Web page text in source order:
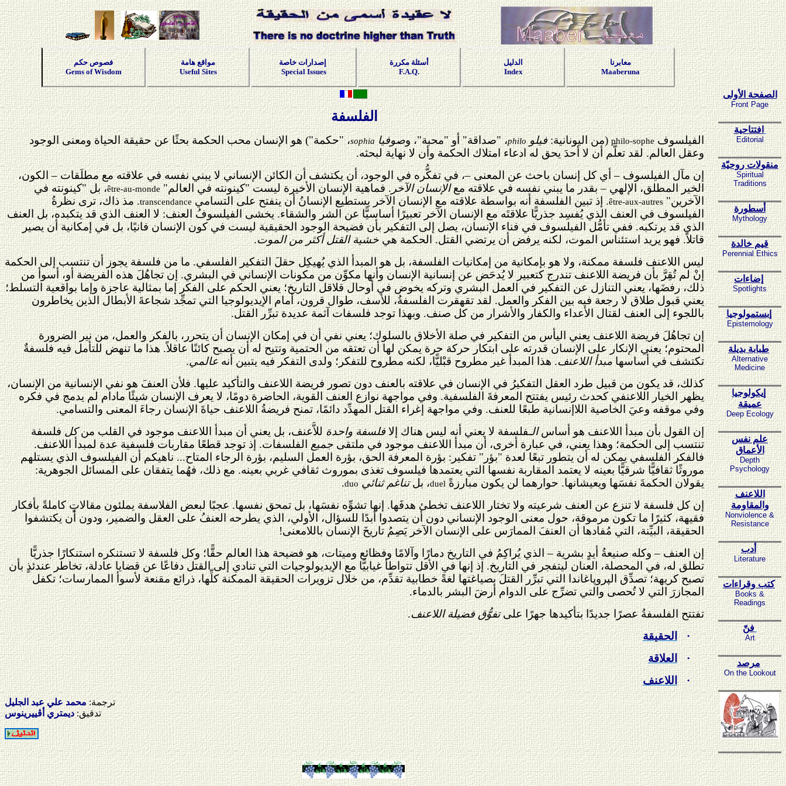
فصوص حكم
Gems of Wisdom
مواقع هامة
Useful Sites
إصدارات خاصة
Special Issues
أسئلة مكررة
F.A.Q.
الدليل
Index
معابرنا
Maaberuna
الفلسفة
لفيلسوفphilo-sophe(من اليونانية:فيلو philo، "صداقة" أو "محبة"، وصوفيا sophia، "حكمة") هو الإنسان محب الحكمة بحثًا عن حقيقة الحياة ومعنى الوجود
وعقل العالم. لقد تعلَّم أن لا أحدَ يحق له ادعاء امتلاك الحكمة وأن لا نهاية لبحثه.
إن مآل الفيلسوف – أي كل إنسان باحث عن المعنى –، في تفكُّره في الوجود، أن يكتشف أن الكائن الإنساني لا يبني نفسه في علاقته مع مطلَقات – الكون،
الخير المطلق، الإلهي – بقدر ما يبني نفسه في علاقته معالإنسان الآخر. فماهية الإنسان الأخيرة ليست "كينونته في العالم"être-au-monde، بل "كينونته في
الآخرين"être-aux-autres. إذ تبين الفلسفة أنه بواسطة علاقته مع الإنسان الآخر يستطيع الإنسانُ أن ينفتح على التساميtranscendance. مذ ذاك، ترى نظرةُ
الفيلسوف في العنف الذي يُفسِد جذريًّا علاقتَه مع الإنسان الآخر تعبيرًا أساسيًّا عن الشر والشقاء. يخشى الفيلسوفُ العنف: لا العنف الذي قد يتكبده، بل العنف
الذي قد يرتكبه. ففي تأمُّل الفيلسوف في فناء الإنسان، يصل إلى التفكير بأن فضيحة الوجود الحقيقية ليست في كون الإنسان فانيًا، بل في إمكانية أن يصير
قاتلاً. فهو يريد استئناس الموت، لكنه يرفض أن يرتضي القتل. الحكمة هي خشية القتل أكثر من الموت.
ليس اللاعنف فلسفة ممكنة، ولا هو بإمكانية من إمكانيات الفلسفة، بل هو المبدأ الذي يُهيكِل حقلَ التفكير الفلسفي. ما من فلسفة يجوز أن تنتسب إلى الحكمة
إنْ لم تُقِرَّ بأن فريضة اللاعنف تندرج كتعبير لا يُدحَض عن إنسانية الإنسان وأنها مكوِّن من مكونات الإنساني في البشري. إن تجاهُلَ هذه الفريضة أو، أسوأ من
ذلك، رفضَها، يعني التنازل عن التفكير في العمل البشري وتركه يخوض في أوحال قلاقل التاريخ؛ يعني الحكم على الفكر إما بمثالية عاجزة وإما بواقعية التسلط؛
يعني قبول طلاق لا رجعة فيه بين الفكر والعمل. لقد تقهقرت الفلسفةُ، للأسف، طوال قرون، أمام الإيديولوجيا التي تمجِّد شجاعةَ الأبطال الذين يخاطرون
باللجوء إلى العنف لقتال الأعداء والكفار والأشرار من كل صنف. وبهذا توجد فلسفات آثمة عديدة تبرِّر القتل.
إن تجاهُلَ فريضة اللاعنف يعني اليأس من التفكير في صلة الأخلاق بالسلوك؛ يعني نفي أن في إمكان الإنسان أن يتحرر، بالفكر والعمل، من نير الضرورة
المحتوم؛ يعني الإنكار على الإنسان قدرته على ابتكار حركة حرة يمكن لها أن تعتقه من الحتمية وتتيح له أن يصبح كائنًا عاقلاً. هذا ما تنهض للتأمل فيه فلسفةٌ
تكتشف في أساسهامبدأ اللاعنف. هذا المبدأ غير مطروح قبْليًّا، لكنه مطروح للتفكر؛ ولدى التفكر فيه يتبين أنهعالمي.
كذلك، قد يكون من قبيل طرد العقل التفكيرُ في الإنسان في علاقته بالعنف دون تصور فريضة اللاعنف والتأكيد عليها. فلأن العنفَ هو نفي الإنسانية من الإنسان،
يظهر الخيار اللاعنفي كحدث رئيس يفتتح المعرفةَ الفلسفية. وفي مواجهة نوازع العنف القوية، الحاضرة دومًا، لا يعرف الإنسان شيئًا مادام لم يدمج في فكره
وفي موقفه وعيَ الخاصية اللاإنسانية طبعًا للعنف. وفي مواجهة إغراء القتل المهدِّد دائمًا، تمنح فريضةُ اللاعنف حياةَ الإنسان رجاءَ المعنى والتسامي.
إن القول بأن مبدأ اللاعنف هو أساسالـفلسفة لا يعني أنه ليس هناك إلافلسفة واحدة للاَّعنف، بل يعني أن مبدأ اللاعنف موجود في القلب منكلفلسفة
تنتسب إلى الحكمة؛ وهذا يعني، في عبارة أخرى، أن مبدأ اللاعنف موجود في ملتقىجميعالفلسفات. إذ توجد قطعًا مقاربات فلسفية عدة لمبدأ اللاعنف.
فالفكر الفلسفي يمكن له أن يتطور تبعًا لعدة "بؤر" تفكير: بؤرة المعرفة الحق، بؤرة العمل السليم، بؤرة الرجاء المتاح... ناهيكم أن الفيلسوف الذي يستلهم
موروثًا ثقافيًّا شرقيًّا بعينه لا يعتمد المقاربة نفسها التي يعتمدها فيلسوف تغذى بموروث ثقافي غربي بعينه. مع ذلك، فهُما يتفقان على المسائل الجوهرية:
يقولان الحكمةَ نفسَها ويعيشانها. حوارهما لن يكون مبارزةًduel، بلتناغم ثنائي duo
.
إن كل فلسفة لا تنزع عن العنف شرعيته ولا تختار اللاعنف تخطئ هدفَها. إنها تشوِّه نفسَها، بل تمحق نفسها. عجبًا لبعض الفلاسفة يملئون مقالاتٍ كاملةً بأفكار
فقيهة، كثيرًا ما تكون مرموقة، حول معنى الوجود الإنساني دون أن يتصدوا أبدًا للسؤال، الأولي، الذي يطرحه العنفُ على العقل والضمير، ودون أن يكتشفوا
الحقيقة، البيِّنة، التي مُفادها أن العنفَ الممارَس على الإنسان الآخر يَصِمُ تاريخَ الإنسان باللامعنى!
إن العنف – وكله صنيعةُ أيدٍ بشرية – الذي يُراكِمُ في التاريخ دمارًا وآلامًا وفظائع وميتات، هو فضيحة هذا العالم حقًّا؛ وكل فلسفة لا تستنكره استنكارًا جذريًّا
تطلق له، في المحصلة، العنان ليتفجر في التاريخ. إذ إنها في الأقل تتواطأ غيابيًّا مع الإيديولوجيات التي تنادي إلى القتل دفاعًا عن قضايا عادلة، تخاطر عندئذٍ بأن
تصبح كريهة؛ تصدِّق الپروپاغاندا التي تبرِّر القتلَ بصياغتها لغةً خطابية تقدِّم، من خلال تزويرات الحقيقة الممكنة كلِّها، ذرائع مقنعة لأسوأ الممارسات؛ تكفل
المجازرَ التي لا تُحصى والتي تضرِّج على الدوام أرضَ البشر بالدماء.
تفتتح الفلسفةُ عصرًا جديدًا بتأكيدها جهرًا علىتفوُّق فضيلة اللاعنف.
·
الحقيقة
·
العلاقة
·
اللاعنف
ترجمة: محمد علي عبد الجليل
تدقيق:ديمتري أڤييرينوس
الصفحة الأولى
Front Page
افتتاحية
Editorial
منقولات روحيّة
Spiritual
Traditions
أسطورة
Mythology
قيم خالدة
Perennial Ethics
إضاءات
Spotlights
إبستمولوجيا
Epistemology
طبابة بديلة
Alternative
Medicine
إيكولوجيا
عميقة
Deep Ecology
علم نفس
الأعماق
Depth
Psychology
اللاعنف
والمقاومة
Nonviolence &
Resistance
أدب
Literature
كتب وقراءات
Books &
Readings
فنّ
Art
مرصد
On the Lookout